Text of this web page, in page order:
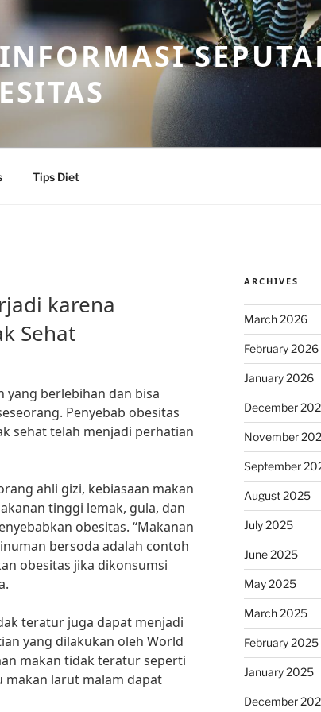
Tips Diet
karena
Sehat
yang berlebihan dan bisa
Penyebab obesitas
sehat telah menjadi perhatian
ahli gizi, kebiasaan makan
tinggi lemak, gula, dan
obesitas. “Makanan
bersoda adalah contoh
obesitas jika dikonsumsi
teratur juga dapat menjadi
yang dilakukan oleh World
makan tidak teratur seperti
makan larut malam dapat
ARCHIVES
March 2026
February 2026
January 2026
December
November
September
August 2025
July 2025
June 2025
May 2025
March 2025
February 2025
January 2025
December